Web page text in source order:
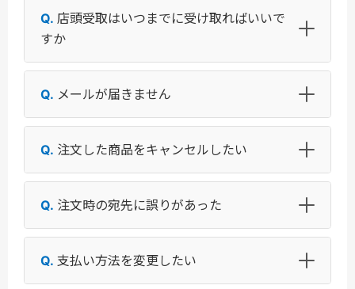
店頭受取はいつまでに受け取ればいいで
すか
メールが届きません
注文した商品をキャンセルしたい
注文時の宛先に誤りがあった
支払い方法を変更したい